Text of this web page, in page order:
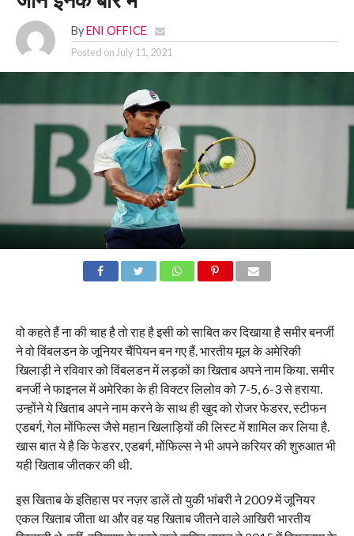
By ENI OFFICE
Posted onJuly 11, 2021
वो कहते हैं ना की चाह है तो राह है इसी को साबित कर दिखाया है समीर बनर्जी
ने वो विंबलडन के जूनियर चैंपियन बन गए हैं. भारतीय मूल के अमेरिकी
खिलाड़ी ने रविवार को विंबलडन में लड़कों का खिताब अपने नाम किया. समीर
बनर्जी ने फाइनल में अमेरिका के ही विक्टर लिलोव को 7-5, 6-3 से हराया.
उन्होंने ये खिताब अपने नाम करने के साथ ही खुद को रोजर फेडरर, स्टीफन
एडबर्ग, गेल मोंफिल्स जैसे महान खिलाड़ियों की लिस्ट में शामिल कर लिया है.
खास बात ये है कि फेडरर, एडबर्ग, मोंफिल्स ने भी अपने करियर की शुरुआत भी
यही खिताब जीतकर की थी.
इस खिताब के इतिहास पर नज़र डालें तो युकी भांबरी ने 2009 में जूनियर
एकल खिताब जीता था और वह यह खिताब जीतने वाले आखिरी भारतीय